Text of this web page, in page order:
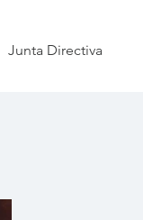
Junta Directiva